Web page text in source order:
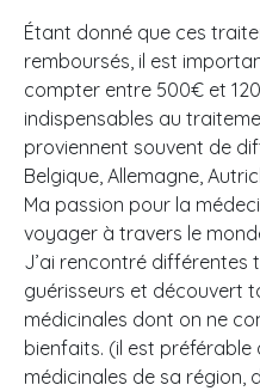
Étant donné que ces
remboursés, il est
compter entre 500€ et
indispensables au
proviennent souvent de
Belgique, Allemagne,
Ma passion pour la
voyager à travers le
J’ai rencontré différentes
guérisseurs et découvert
médicinales dont on ne
bienfaits. (il est préférable
médicinales de sa région,